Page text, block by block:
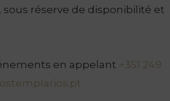
sous réserve de disponibilité et
en appelant +351 249